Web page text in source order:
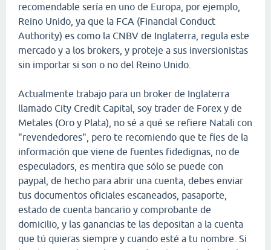
recomendable sería en uno de Europa, por ejemplo,
Reino Unido, ya que la FCA (Financial Conduct
Authority) es como la CNBV de Inglaterra, regula este
mercado y a los brokers, y proteje a sus inversionistas
sin importar si son o no del Reino Unido.
Actualmente trabajo para un broker de Inglaterra
llamado City Credit Capital, soy trader de Forex y de
Metales (Oro y Plata), no sé a qué se refiere Natali con
"revendedores", pero te recomiendo que te fíes de la
información que viene de fuentes fidedignas, no de
especuladors, es mentira que sólo se puede con
paypal, de hecho para abrir una cuenta, debes enviar
tus documentos oficiales escaneados, pasaporte,
estado de cuenta bancario y comprobante de
domicilio, y las ganancias te las depositan a la cuenta
que tú quieras siempre y cuando esté a tu nombre. Si